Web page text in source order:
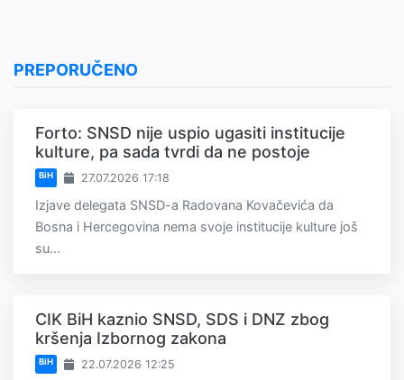
PREPORUČENO
Forto: SNSD nije uspio ugasiti institucije
kulture, pa sada tvrdi da ne postoje
BiH 27.07.2026 17:18
Izjave delegata SNSD-a Radovana Kovačevića da
Bosna i Hercegovina nema svoje institucije kulture još
su...
CIK BiH kaznio SNSD, SDS i DNZ zbog
kršenja Izbornog zakona
BiH 22.07.2026 12:25